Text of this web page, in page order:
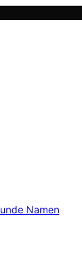
Namen